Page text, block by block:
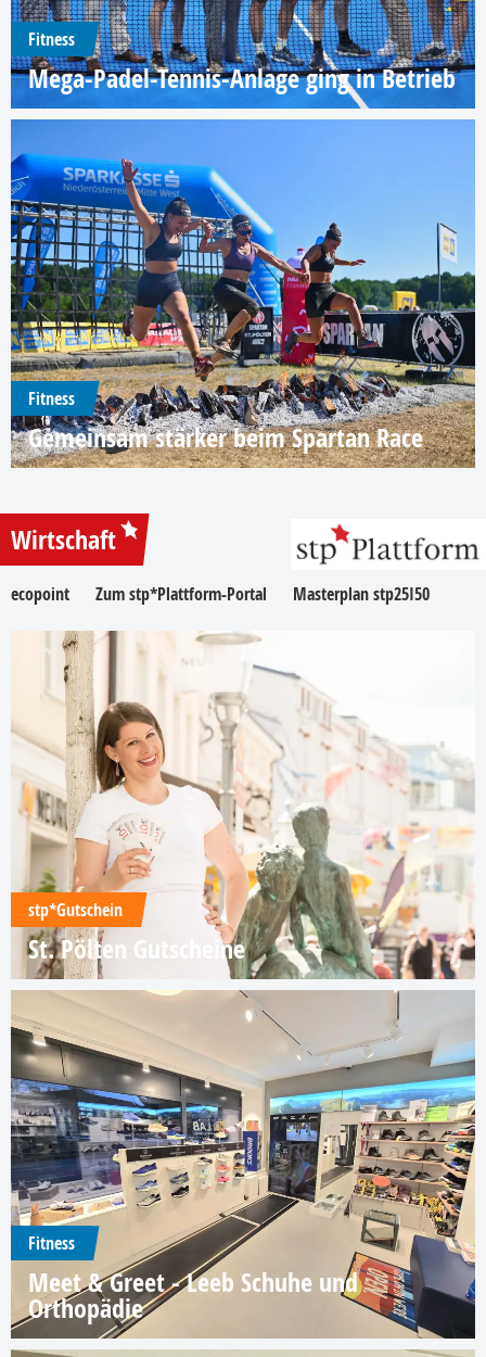
Fitness
Mega-Padel-Tennis-Anlage ging in Betrieb
Fitness
Gemeinsam stärker beim Spartan Race
Wirtschaft
ecopoint Zum stp*Plattform-Portal Masterplan stp25I50
stp*Gutschein
St. Pölten Gutscheine
Fitness
Meet & Greet - Leeb Schuhe und
Orthopädie